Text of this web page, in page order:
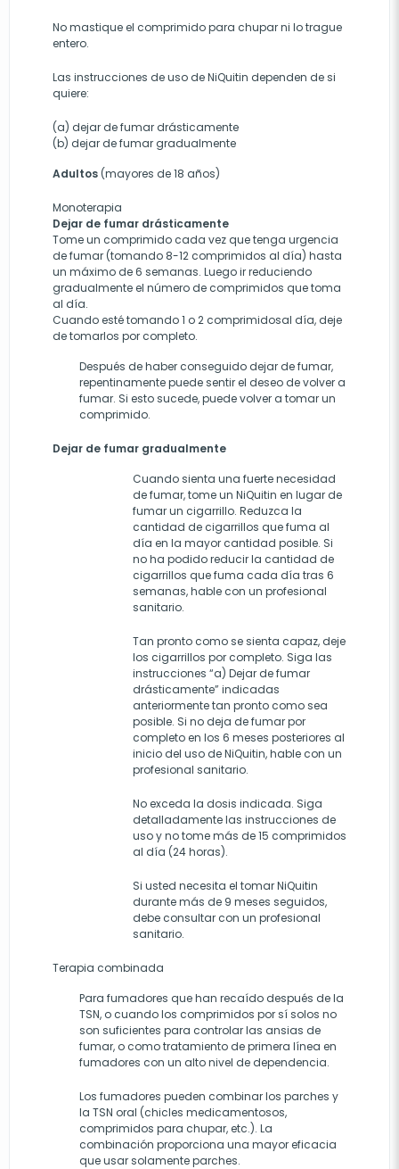
No mastique el comprimido para chupar ni lo trague
entero.
Las instrucciones de uso de NiQuitin dependen de si
quiere:
(a) dejar de fumar drásticamente
(b) dejar de fumar gradualmente
Adultos (mayores de 18 años)
Monoterapia
Dejar de fumar drásticamente
Tome un comprimido cada vez que tenga urgencia
de fumar (tomando 8-12 comprimidos al día) hasta
un máximo de 6 semanas. Luego ir reduciendo
gradualmente el número de comprimidos que toma
al día.
Cuando esté tomando 1 o 2 comprimidosal día, deje
de tomarlos por completo.
Después de haber conseguido dejar de fumar,
repentinamente puede sentir el deseo de volver a
fumar. Si esto sucede, puede volver a tomar un
comprimido.
Dejar de fumar gradualmente
Cuando sienta una fuerte necesidad
de fumar, tome un NiQuitin en lugar de
fumar un cigarrillo. Reduzca la
cantidad de cigarrillos que fuma al
día en la mayor cantidad posible. Si
no ha podido reducir la cantidad de
cigarrillos que fuma cada día tras 6
semanas, hable con un profesional
sanitario.
Tan pronto como se sienta capaz, deje
los cigarrillos por completo. Siga las
instrucciones “a) Dejar de fumar
drásticamente” indicadas
anteriormentetan pronto como sea
posible. Si no deja de fumar por
completo en los 6 meses posteriores al
inicio del uso de NiQuitin, hable con un
profesional sanitario.
No exceda la dosis indicada. Siga
detalladamente las instrucciones de
uso y no tome más de 15 comprimidos
al día (24 horas).
Si usted necesita el tomar NiQuitin
durante más de 9 meses seguidos,
debe consultar con un profesional
sanitario.
Terapia combinada
Para fumadores que han recaído después de la
TSN, o cuando los comprimidos por sí solos no
son suficientes para controlar las ansias de
fumar, o como tratamiento de primera línea en
fumadores con un alto nivel de dependencia.
Los fumadores pueden combinar los parches y
la TSN oral (chicles medicamentosos,
comprimidos para chupar, etc.). La
combinación proporciona una mayor eficacia
que usar solamente parches.